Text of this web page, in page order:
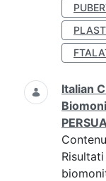
Italian